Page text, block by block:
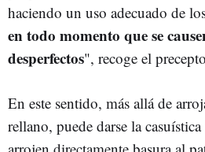
haciendo un uso adecuado de
en todo momento que se
desperfectos", recoge el
En este sentido, más allá de
rellano, puede darse la